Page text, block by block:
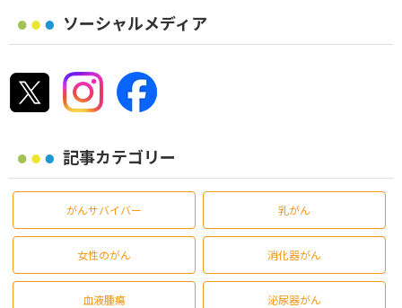
ソーシャルメディア
記事カテゴリー
がんサバイバー 乳がん
女性のがん 消化器がん
血液腫瘍 泌尿器がん